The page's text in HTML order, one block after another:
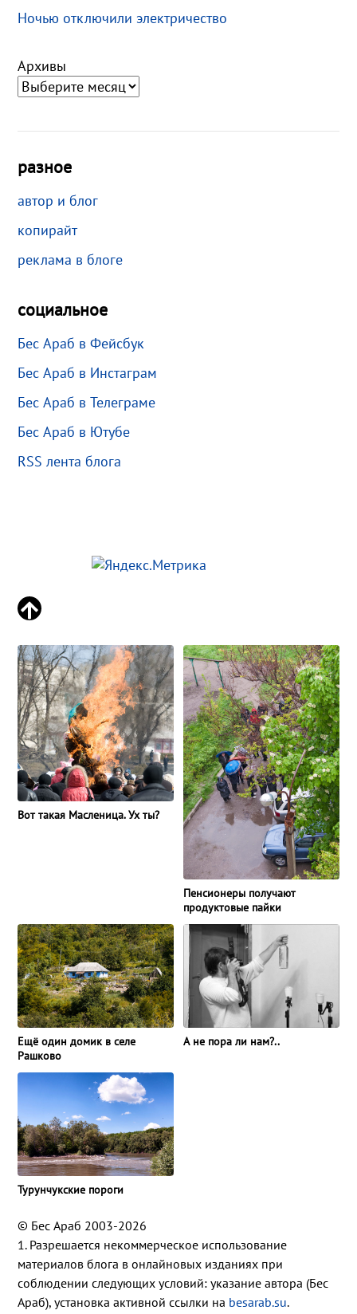
Ночью отключили электричество
Архивы
разное
автор и блог
копирайт
реклама в блоге
социальное
Бес Араб в Фейсбук
Бес Араб в Инстаграм
Бес Араб в Телеграме
Бес Араб в Ютубе
RSS лента блога
Вот такая Масленица. Ух ты?
Пенсионеры получают
продуктовые пайки
Ещё один домик в селе
Рашково
А не пора ли нам?..
Турунчукские пороги
© Бес Араб 2003-2026
1. Разрешается некоммерческое использование
материалов блога в онлайновых изданиях при
соблюдении следующих условий: указание автора (Бес
Араб), установка активной ссылки на besarab.su.